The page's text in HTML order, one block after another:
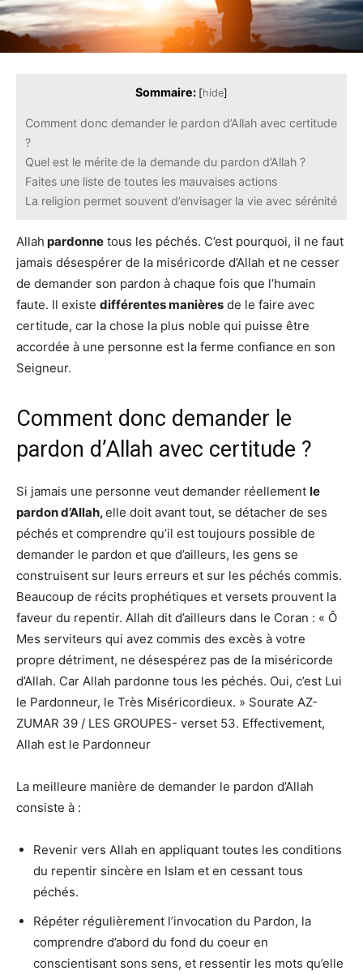
Sommaire: [hide]
Comment donc demander le pardon d’Allah avec certitude
?
Quel est le mérite de la demande du pardon d’Allah ?
Faites une liste de toutes les mauvaises actions
La religion permet souvent d’envisager la vie avec sérénité
Allah pardonne tous les péchés. C’est pourquoi, il ne faut
jamais désespérer de la miséricorde d’Allah et ne cesser
de demander son pardon à chaque fois que l’humain
faute. Il existe différentes manières de le faire avec
certitude, car la chose la plus noble qui puisse être
accordée à une personne est la ferme confiance en son
Seigneur.
Comment donc demander le
pardon d’Allah avec certitude ?
Si jamais une personne veut demander réellement le
pardon d’Allah,elle doit avant tout, se détacher de ses
péchés et comprendre qu’il est toujours possible de
demander le pardon et que d’ailleurs, les gens se
construisent sur leurs erreurs et sur les péchés commis.
Beaucoup de récits prophétiques et versets prouvent la
faveur du repentir. Allah dit d’ailleurs dans le Coran : « Ô
Mes serviteurs qui avez commis des excès à votre
propre détriment, ne désespérez pas de la miséricorde
d’Allah. Car Allah pardonne tous les péchés. Oui, c’est Lui
le Pardonneur, le Très Miséricordieux. » Sourate AZ-
ZUMAR 39 / LES GROUPES- verset 53. Effectivement,
Allah est le Pardonneur
La meilleure manière de demander le pardon d’Allah
consiste à :
Revenir vers Allah en appliquant toutes les conditions
du repentir sincère en Islam et en cessant tous
péchés.
Répéter régulièrement l’invocation du Pardon, la
comprendre d’abord du fond du coeur en
conscientisant sons sens, et ressentir les mots qu’elle